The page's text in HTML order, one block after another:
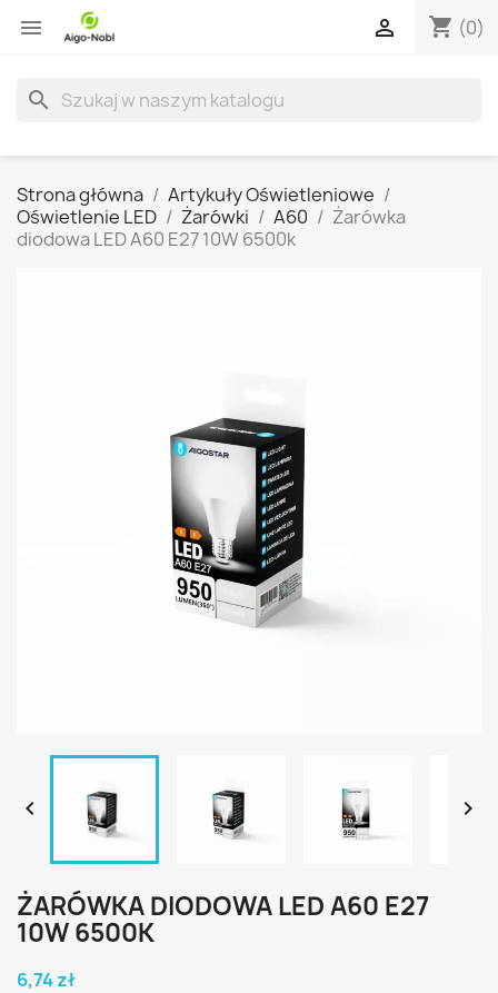
 shopping_cart (0)

search
Strona główna
Artykuły Oświetleniowe
Oświetlenie LED
Żarówki A60
Żarówka
diodowa LED A60 E27 10W 6500k
 
ŻARÓWKA DIODOWA LED A60 E27
10W 6500K
6,74 zł